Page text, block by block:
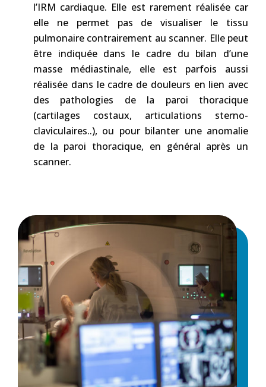
l’IRM cardiaque. Elle est rarement réalisée car
elle ne permet pas de visualiser le tissu
pulmonaire contrairement au scanner. Elle peut
être indiquée dans le cadre du bilan d’une
masse médiastinale, elle est parfois aussi
réalisée dans le cadre de douleurs en lien avec
des pathologies de la paroi thoracique
(cartilages costaux, articulations sterno-
claviculaires..), ou pour bilanter une anomalie
de la paroi thoracique, en général après un
scanner.